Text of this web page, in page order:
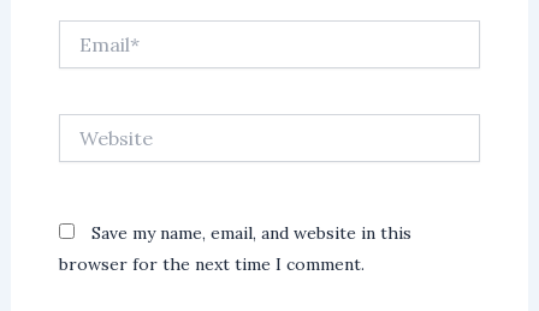
Save my name, email, and website in this
browser for the next time I comment.